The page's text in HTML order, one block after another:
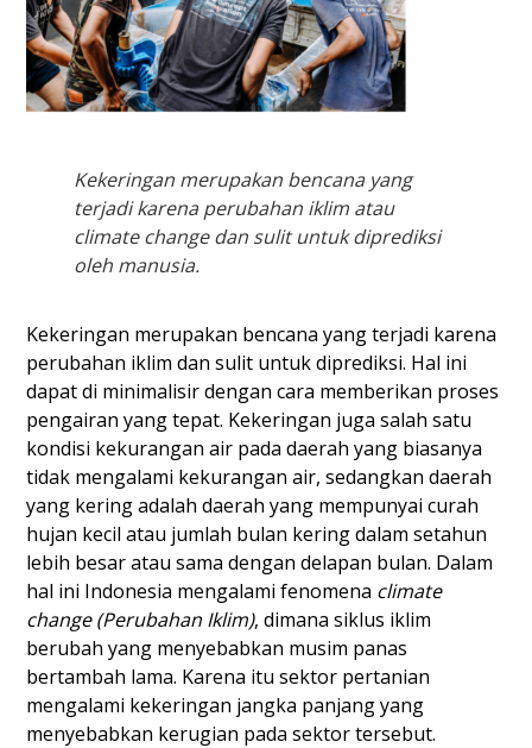
Kekeringan merupakan bencana yang
terjadi karena perubahan iklim atau
climate change dan sulit untuk diprediksi
oleh manusia.
Kekeringan merupakan bencana yang terjadi karena
perubahan iklim dan sulit untuk diprediksi. Hal ini
dapat di minimalisir dengan cara memberikan proses
pengairan yang tepat. Kekeringan juga salah satu
kondisi kekurangan air pada daerah yang biasanya
tidak mengalami kekurangan air, sedangkan daerah
yang kering adalah daerah yang mempunyai curah
hujan kecil atau jumlah bulan kering dalam setahun
lebih besar atau sama dengan delapan bulan. Dalam
hal ini Indonesia mengalami fenomena climate
change (Perubahan Iklim), dimana siklus iklim
berubah yang menyebabkan musim panas
bertambah lama. Karena itu sektor pertanian
mengalami kekeringan jangka panjang yang
menyebabkan kerugian pada sektor tersebut.